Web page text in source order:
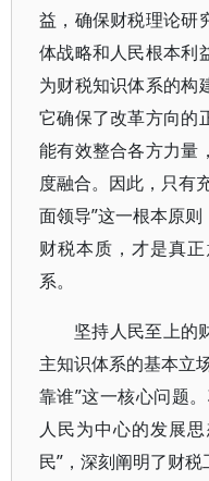
益，确保财税理论研
体战略和人民根本利
为财税知识体系的构
它确保了改革方向的
能有效整合各方力量
度融合。因此，只有
面领导”这一根本原
财税本质，才是真
系。
坚持人民至上的
主知识体系的基本立
靠谁”这一核心问题
人民为中心的发展
民”，深刻阐明了财